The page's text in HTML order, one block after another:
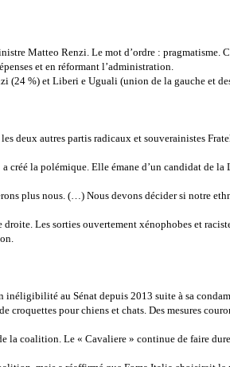
Matteo Renzi. Le mot d’ordre :
et en réformant l’administration.
%) et Liberi e Uguali (union de la gauche et
autres partis radicaux et souverainistes
la polémique. Elle émane d’un candidat de
plus nous. (…) Nous devons décider si notre
Les sorties ouvertement xénophobes et
au Sénat depuis 2013 suite à sa
pour chiens et chats. Des mesures
coalition. Le « Cavaliere » continue de faire